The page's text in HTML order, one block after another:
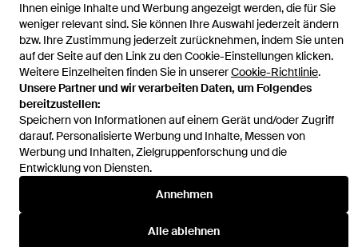
Ihnen einige Inhalte und Werbung angezeigt werden, die für Sie
weniger relevant sind. Sie können Ihre Auswahl jederzeit ändern
bzw. Ihre Zustimmung jederzeit zurücknehmen, indem Sie unten
auf der Seite auf den Link zu den Cookie-Einstellungen klicken.
Weitere Einzelheiten finden Sie in unsererCookie-Richtlinie.
Unsere Partner und wir verarbeiten Daten, um Folgendes
bereitzustellen:
Speichern von Informationen auf einem Gerät und/oder Zugriff
darauf. Personalisierte Werbung und Inhalte, Messen von
Werbung und Inhalten, Zielgruppenforschung und die
Entwicklung von Diensten.
Annehmen
Alle ablehnen
Hilfe und Informationen